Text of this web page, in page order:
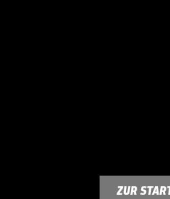
ZUR